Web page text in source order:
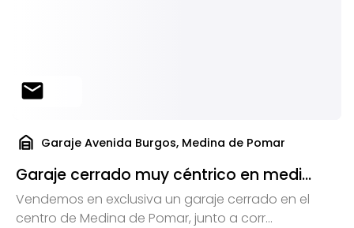
mail
garage_home Garaje Avenida Burgos, Medina de Pomar
Garaje cerrado muy céntrico en medi...
Vendemos en exclusiva un garaje cerrado en el
centro de Medina de Pomar, junto a corr...